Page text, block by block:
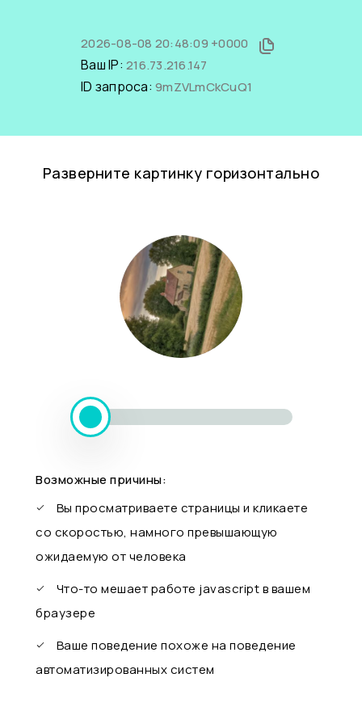
2026-08-08 20:48:09 +0000
Ваш IP: 216.73.216.147
ID запроса: 9mZVLmCkCuQ1
Разверните картинку горизонтально
Возможные причины:
Вы просматриваете страницы и кликаете
со скоростью, намного превышающую
ожидаемую от человека
Что-то мешает работе javascript в вашем
браузере
Ваше поведение похоже на поведение
автоматизированных систем